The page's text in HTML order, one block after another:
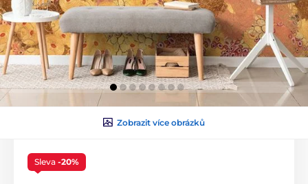
Zobrazit více obrázků
Sleva -20%